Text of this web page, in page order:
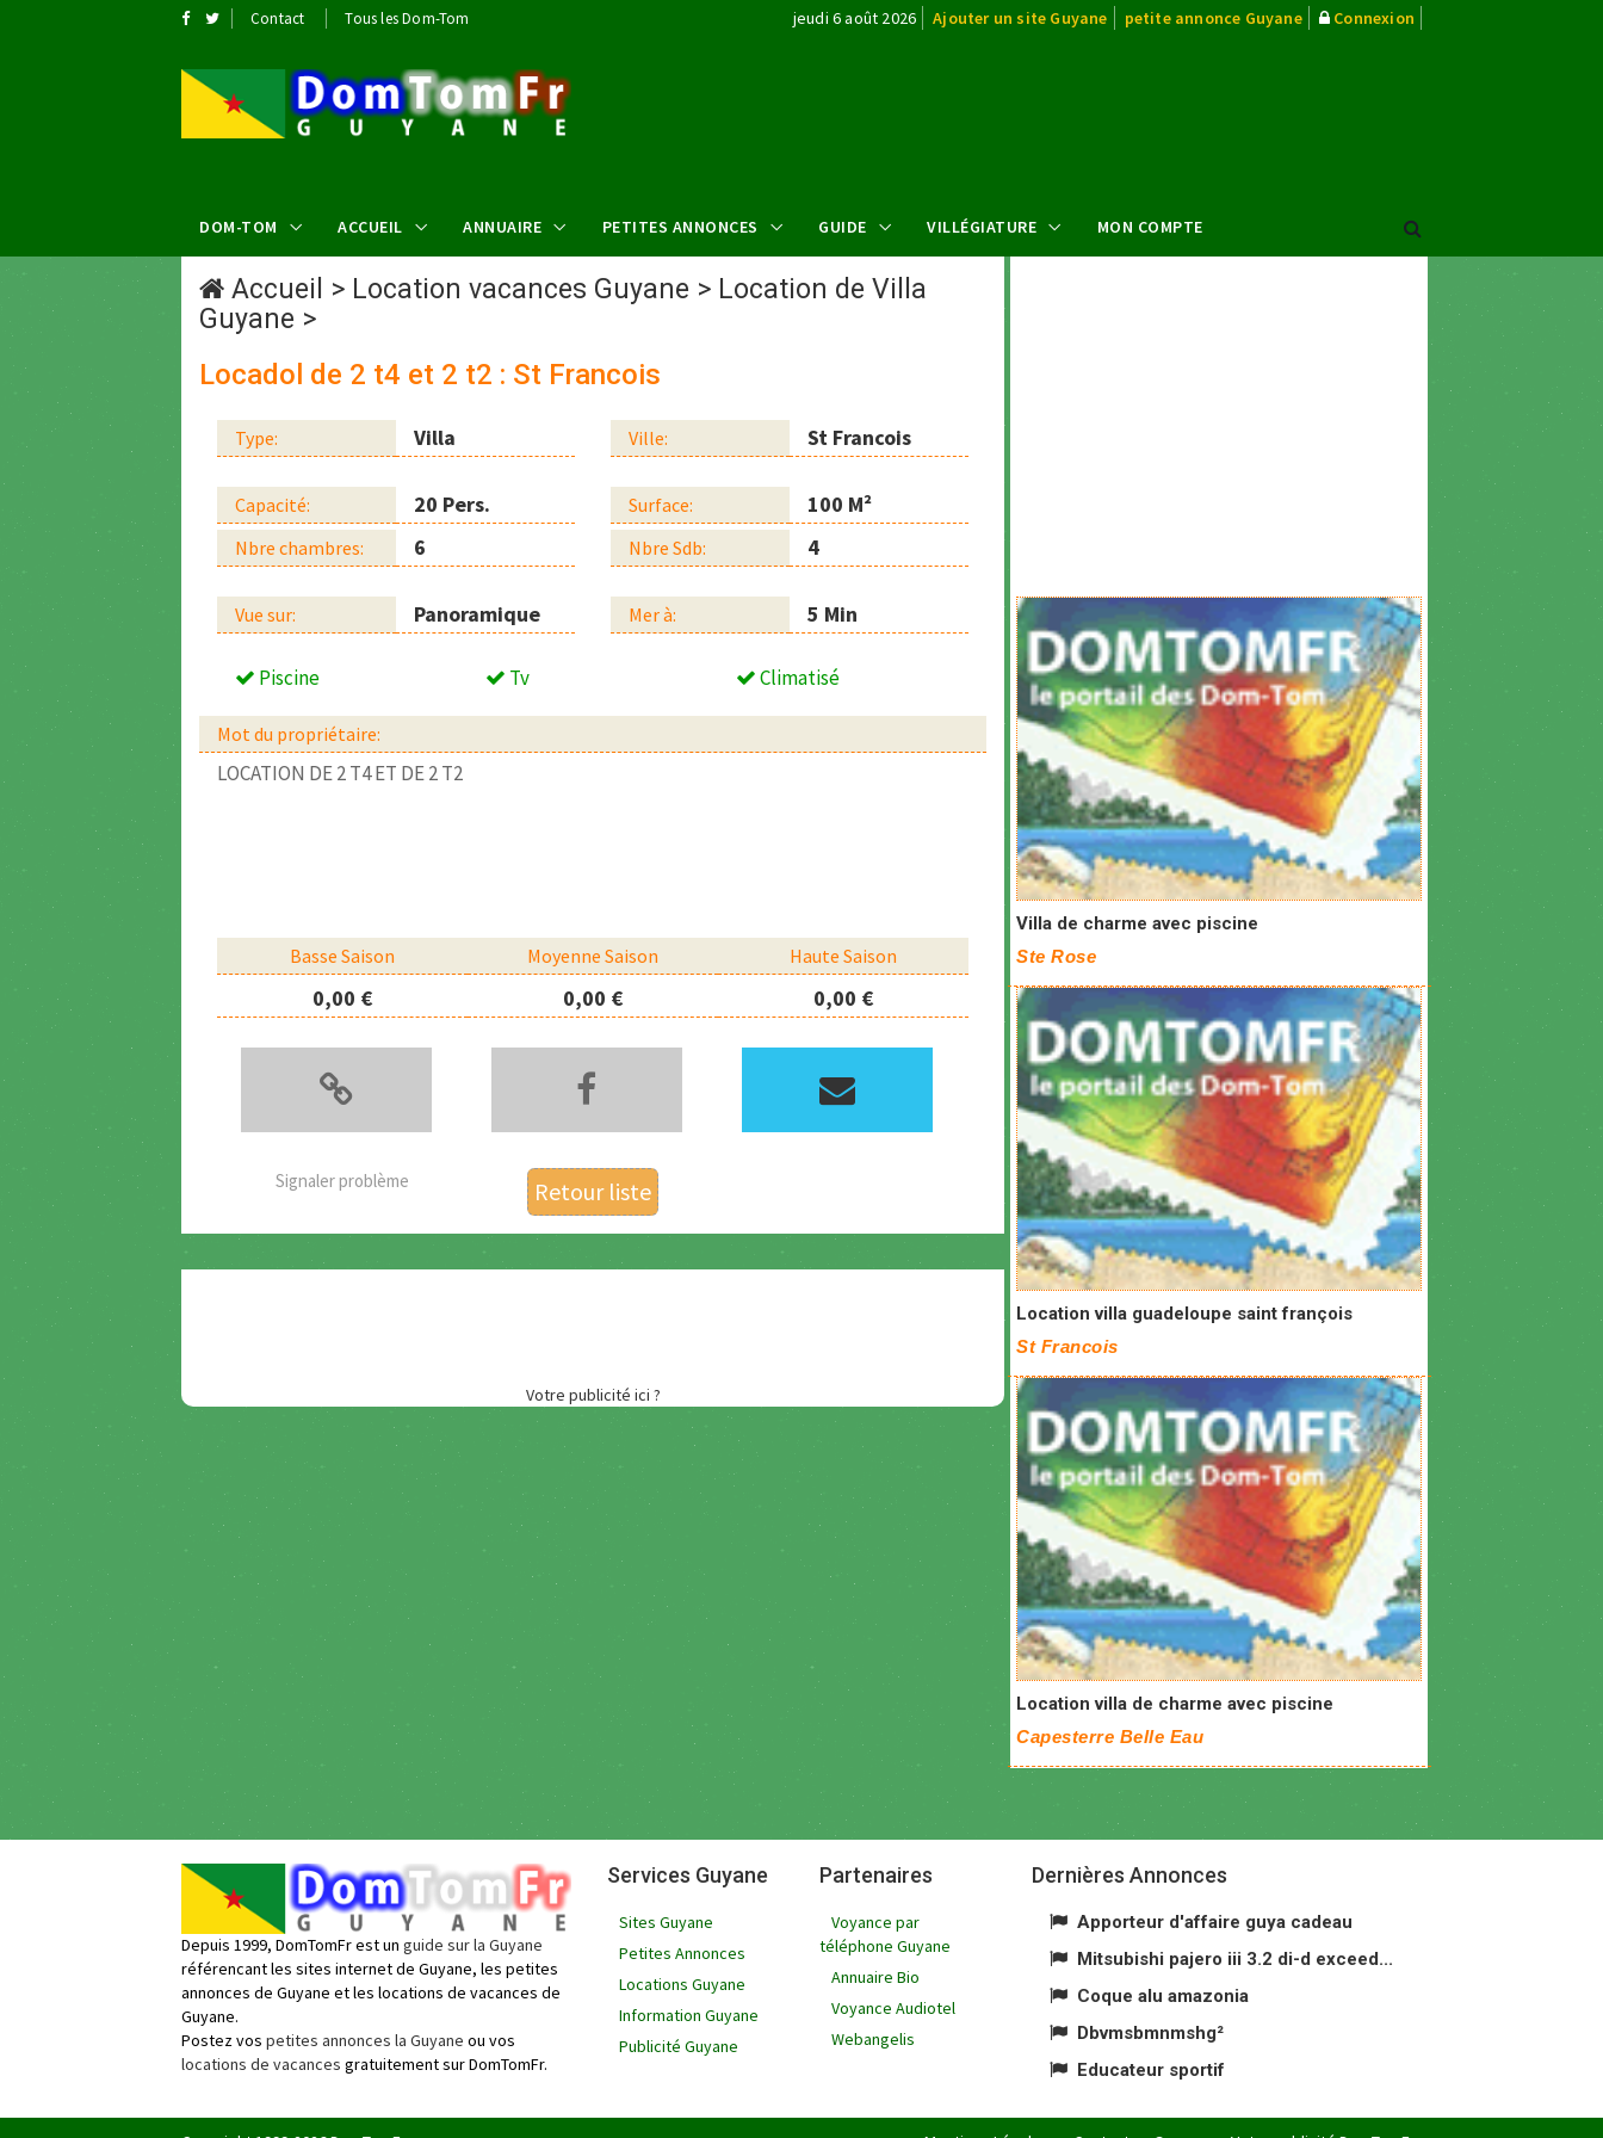
Contact Tous les Dom-Tom jeudi 6 août 2026 Ajouter un site Guyane petite annonce Guyane Connexion
DOM-TOM ACCUEIL ANNUAIRE PETITES ANNONCES GUIDE VILLÉGIATURE MON COMPTE
Accueil > Location vacances Guyane > Location de Villa
Guyane >
Locadol de 2 t4 et 2 t2 : St Francois
Type: Villa Ville: St Francois
Capacité: 20 Pers. Surface: 100 M²
Nbre chambres: 6 Nbre Sdb: 4
Vue sur: Panoramique Mer à: 5 Min
Piscine Tv Climatisé
Mot du propriétaire:
LOCATION DE 2 T4 ET DE 2 T2
Basse Saison Moyenne Saison Haute Saison
0,00 € 0,00 € 0,00 €
Signaler problème Retour liste
Votre publicité ici ?
Villa de charme avec piscine
Ste Rose
Location villa guadeloupe saint françois
St Francois
Location villa de charme avec piscine
Capesterre Belle Eau
Depuis 1999, DomTomFr est un guide sur la Guyane
référencant les sites internet de Guyane, les petites
annonces de Guyane et les locations de vacances de
Guyane.
Postez vos petites annonces la Guyane ou vos
locations de vacances gratuitement sur DomTomFr.
Services Guyane
Sites Guyane
Petites Annonces
Locations Guyane
Information Guyane
Publicité Guyane
Partenaires
Voyance par
téléphone Guyane
Annuaire Bio
Voyance Audiotel
Webangelis
Dernières Annonces
Apporteur d'affaire guya cadeau
Mitsubishi pajero iii 3.2 di-d exceed...
Coque alu amazonia
Dbvmsbmnmshg²
Educateur sportif